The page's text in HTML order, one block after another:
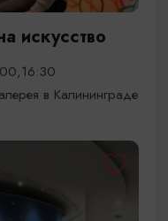
искусство
в Калининграде